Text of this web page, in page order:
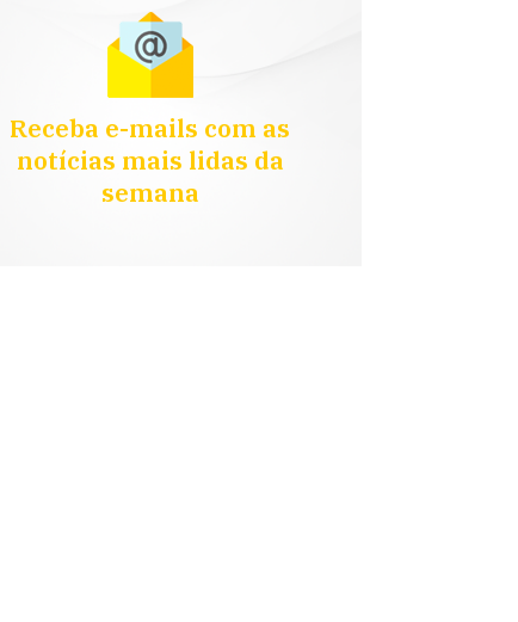
Receba e-mails com as
notícias mais lidas da
semana